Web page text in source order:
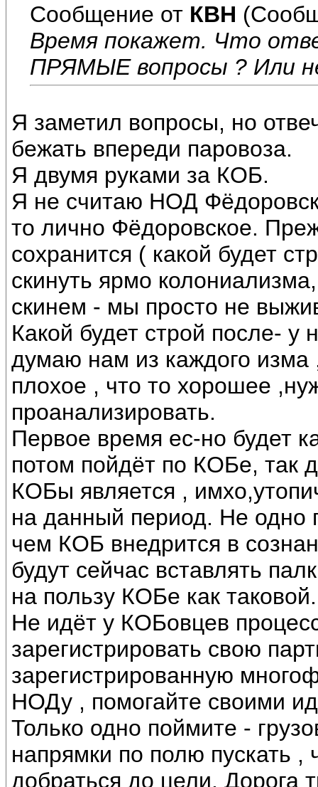
Сообщение от КВН
Время покажет. Что
ПРЯМЫЕ вопросы ? Или
Я заметил вопросы, но
бежать впереди паровоза.
Я двумя руками за КОБ.
Я не считаю НОД
то лично Фёдоровское.
сохранится ( какой будет
скинуть ярмо
скинем - мы просто не
Какой будет строй после- у
думаю нам из каждого
плохое , что то хорошее
проанализировать.
Первое время ес-но будет
потом пойдёт по КОБе, так
КОБы является ,
на данный период. Не одно
чем КОБ внедрится в
будут сейчас вставлять
на пользу КОБе как таковой.
Не идёт у КОБовцев
зарегистрировать свою
зарегистрированную
НОДу , помогайте своими
Только одно поймите -
напрямки по полю пускать ,
добраться до цели. Дорога